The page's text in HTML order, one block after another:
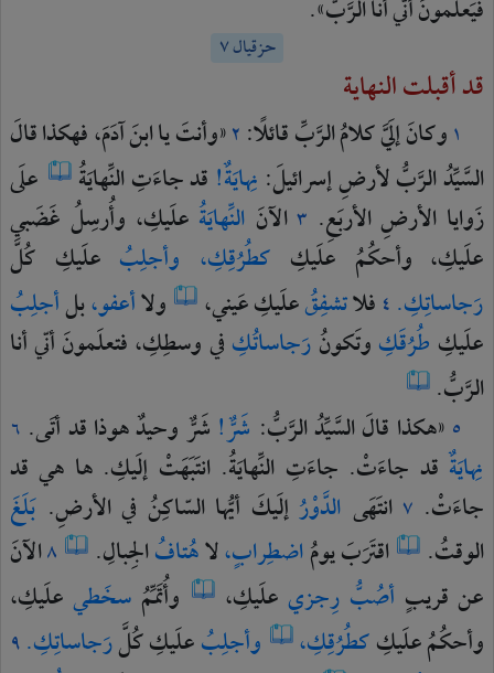
فيَعلَمونَأنّيأناالرَّبُّ».
حزقيال ٧
قد أقبلت النهاية
١وكانَإلَيَّكلامُالرَّبِّقائلًا: ٢«وأنتَياابنَآدَمَ،فهكذاقالَ
السَّيِّدُالرَّبُّلأرضِإسرائيلَ:نِهايَةٌ!قدجاءَتِالنِّهايَةُ علَى
زَوايا الأرضِالأربَعِ. ٣ الآنَ النِّهايَةُ علَيكِ، وأُرسِلُ غَضَبي
علَيكِ، وأحكُمُ علَيكِ كطُرُقِكِ، وأجلِبُ علَيكِ كُلَّ
رَجاساتِكِ. ٤ فلاتشفِقُعلَيكِعَيني، ولاأعفو،بلأجلِبُ
علَيكِطُرُقَكِوتَكونُرَجاساتُكِفيوسطِكِ،فتعلَمونَأنّيأنا
الرَّبُّ.
٥ «هكذاقالَالسَّيِّدُالرَّبُّ: شَرٌّ!شَرٌّوحيدٌهوذاقدأتَى. ٦
نِهايَةٌ قد جاءَتْ. جاءَتِ النِّهايَةُ.انتَبَهَتْ إلَيكِ.ها هي قد
جاءَتْ. ٧ انتَهَى الدَّوْرُإلَيكَ أيُّهاالسّاكِنُ فيالأرضِ. بَلَغَ
الوقتُ.
اقتَرَبَيومُاضطِرابٍ،لاهُتافُالجِبالِ. ٨الآنَ
عنقريبٍ أصُبُّ رِجزيعلَيكِ، وأُتَمِّمُ سخَطيعلَيكِ،
وأحكُمُعلَيكِكطُرُقِكِ، وأجلِبُعلَيكِكُلَّرَجاساتِكِ.٩